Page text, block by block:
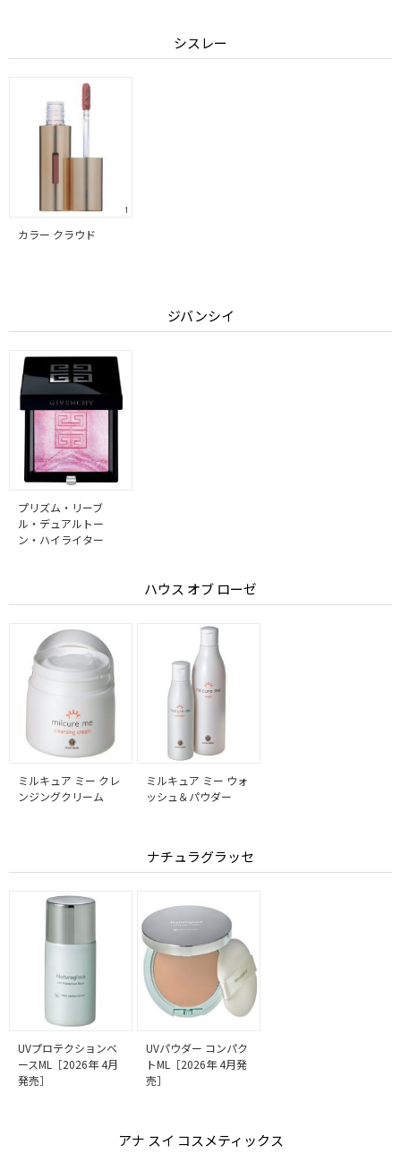
シスレー
カラー クラウド
ジバンシイ
プリズム・リーブ
ル・デュアルトー
ン・ハイライター
ハウス オブ ローゼ
ミルキュア ミー クレ
ンジングクリーム
ミルキュア ミー ウォ
ッシュ＆パウダー
ナチュラグラッセ
UVプロテクションベ
ースML［2026年 4月
発売］
UVパウダー コンパク
トML［2026年 4月発
売］
アナ スイ コスメティックス